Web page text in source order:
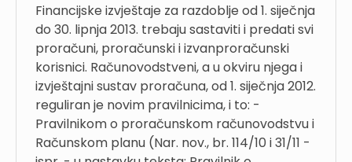
Financijske izvještaje za razdoblje od 1. siječnja
do 30. lipnja 2013. trebaju sastaviti i predati svi
proračuni, proračunski i izvanproračunski
korisnici. Računovodstveni, a u okviru njega i
izvještajni sustav proračuna, od 1. siječnja 2012.
reguliran je novim pravilnicima, i to: -
Pravilnikom o proračunskom računovodstvu i
Računskom planu (Nar. nov., br. 114/10 i 31/11 -